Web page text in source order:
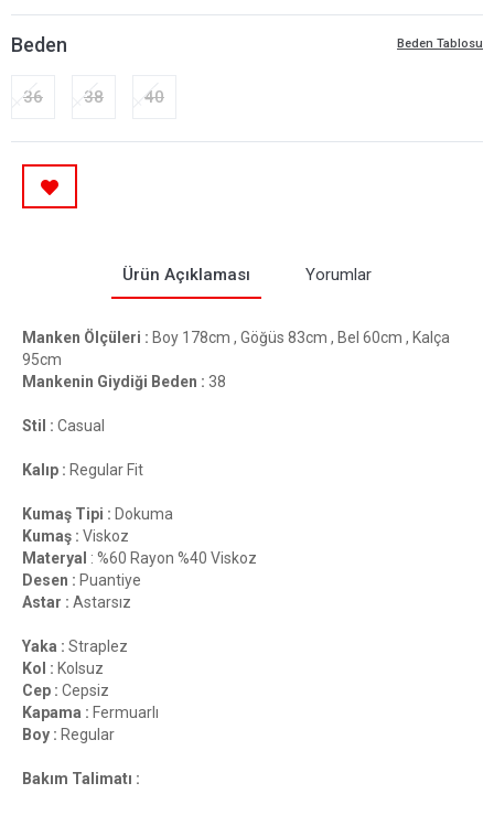
Beden Tablosu
Beden
36 38 40
Ürün Açıklaması Yorumlar
Manken Ölçüleri : Boy 178cm , Göğüs 83cm , Bel 60cm , Kalça
95cm
Mankenin Giydiği Beden : 38
Stil : Casual
Kalıp : Regular Fit
Kumaş Tipi : Dokuma
Kumaş : Viskoz
Materyal : %60 Rayon %40 Viskoz
Desen : Puantiye
Astar : Astarsız
Yaka : Straplez
Kol : Kolsuz
Cep : Cepsiz
Kapama : Fermuarlı
Boy : Regular
Bakım Talimatı :